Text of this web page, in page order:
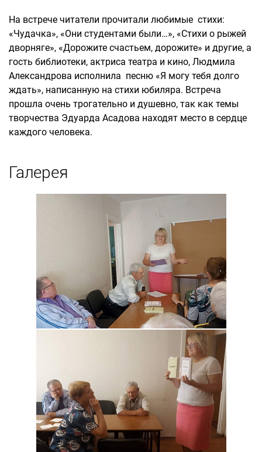
На встрече читатели прочитали любимые стихи:
«Чудачка», «Они студентами были…», «Стихи о рыжей
дворняге», «Дорожите счастьем, дорожите» и другие, а
гость библиотеки, актриса театра и кино, Людмила
Александрова исполнила песню «Я могу тебя долго
ждать», написанную на стихи юбиляра. Встреча
прошла очень трогательно и душевно, так как темы
творчества Эдуарда Асадова находят место в сердце
каждого человека.
Галерея